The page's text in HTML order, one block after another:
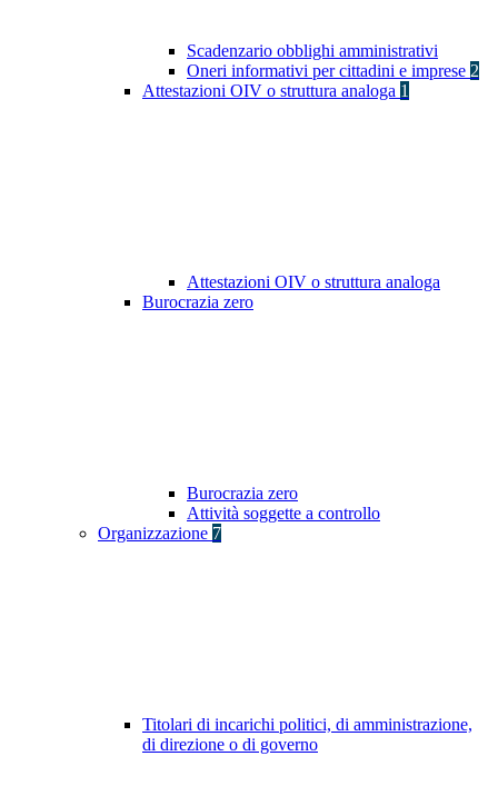
Scadenzario obblighi amministrativi
Oneri informativi per cittadini e imprese 2
Attestazioni OIV o struttura analoga 1
Attestazioni OIV o struttura analoga
Burocrazia zero
Burocrazia zero
Attività soggette a controllo
Organizzazione 7
Titolari di incarichi politici, di amministrazione,
di direzione o di governo